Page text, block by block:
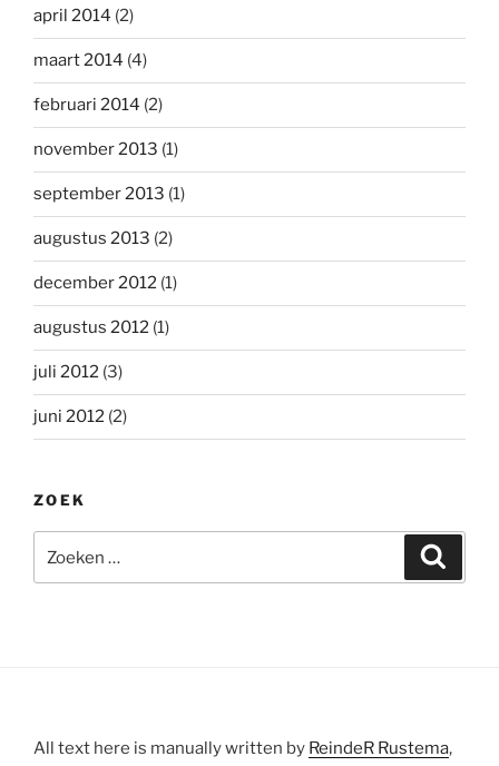
april 2014 (2)
maart 2014 (4)
februari 2014 (2)
november 2013 (1)
september 2013 (1)
augustus 2013 (2)
december 2012 (1)
augustus 2012 (1)
juli 2012 (3)
juni 2012 (2)
ZOEK
naar:
All text here is manually written by ReindeR Rustema,